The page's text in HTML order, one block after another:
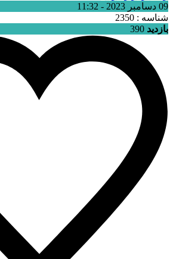
09 دسامبر 2023 - 11:32
شناسه : 2350
بازدید 390